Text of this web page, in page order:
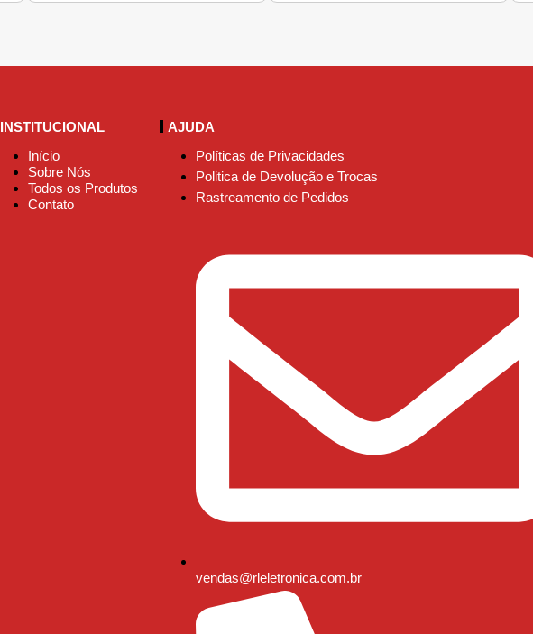
INSTITUCIONAL
Início
Sobre Nós
Todos os Produtos
Contato
AJUDA
Políticas de Privacidades
Politica de Devolução e Trocas
Rastreamento de Pedidos
vendas@rleletronica.com.br